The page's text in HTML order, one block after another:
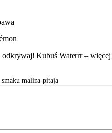
Kubuś Waterrr –
malina-pitaja